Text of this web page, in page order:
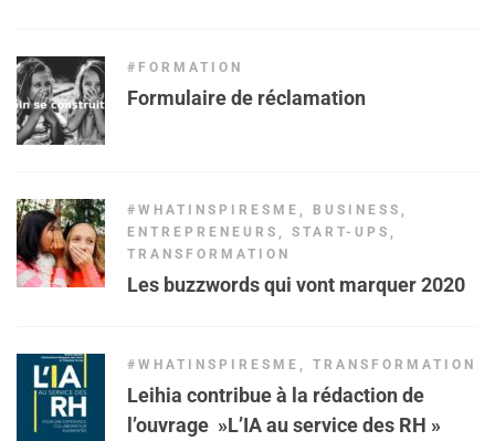
#FORMATION
Formulaire de réclamation
#WHATINSPIRESME BUSINESS
ENTREPRENEURS
START-UPS
TRANSFORMATION
Les buzzwords qui vont marquer 2020
#WHATINSPIRESME TRANSFORMATION
Leihia contribue à la rédaction de
l’ouvrage »L’IA au service des RH »